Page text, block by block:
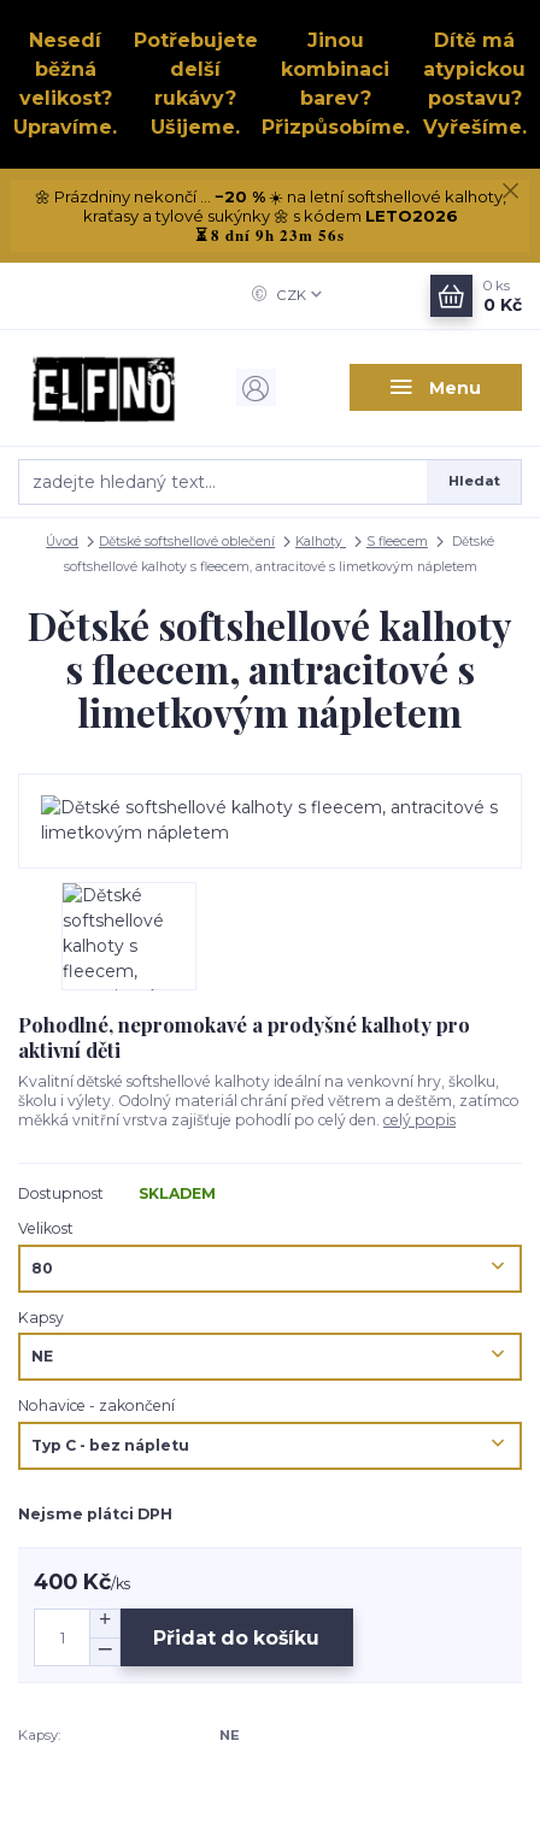
Nesedí
běžná
velikost?
Upravíme.
Potřebujete
delší
rukávy?
Ušijeme.
Jinou
kombinaci
barev?
Přizpůsobíme.
Dítě má
atypickou
postavu?
Vyřešíme.
🌼 Prázdniny nekončí ... −20 %☀️ na letní softshellové kalhoty,
kraťasy a tylové sukýnky 🌼 s kódem LETO2026
⏳8 dní 9h 23m 56s
Menu
CZK
Hledat
0 ks
0 Kč
Úvod Dětské softshellové oblečení Kalhoty S fleecem
Dětské
softshellové kalhoty s fleecem, antracitové s limetkovým nápletem
Dětské softshellové kalhoty
s fleecem, antracitové s
limetkovým nápletem
Pohodlné, nepromokavé a prodyšné kalhoty pro
aktivní děti
Kvalitní dětské softshellové kalhoty ideální na venkovní hry, školku,
školu i výlety. Odolný materiál chrání před větrem a deštěm, zatímco
měkká vnitřní vrstva zajišťuje pohodlí po celý den. celý popis
Dostupnost
SKLADEM
Velikost
Kapsy
Nohavice - zakončení
Nejsme plátci DPH
400 Kč/ks
Přidat do košíku
Kapsy: NE